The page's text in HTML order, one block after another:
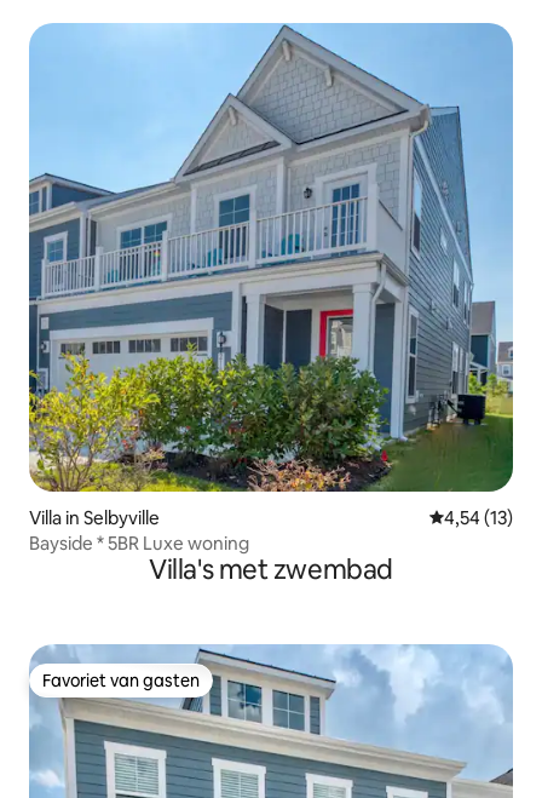
Villa in Selbyville Gemiddelde
4,54 (13)
Bayside * 5BR Luxe woning
Villa's met zwembad
Favoriet van gasten
Favoriet van gasten